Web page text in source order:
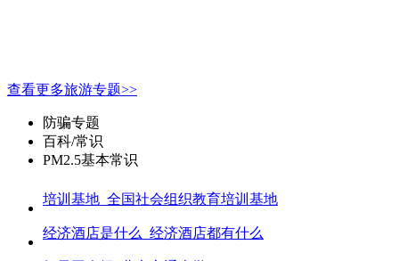
查看更多旅游专题>>
防骗专题
百科/常识
PM2.5基本常识
培训基地_全国社会组织教育培训基地
经济酒店是什么_经济酒店都有什么